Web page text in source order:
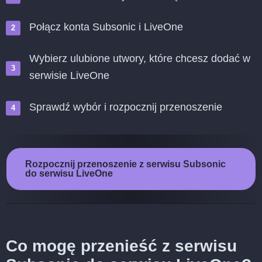
Połącz konta Subsonic i LiveOne
Wybierz ulubione utwory, które chcesz dodać w
serwisie LiveOne
Sprawdź wybór i rozpocznij przenoszenie
Rozpocznij przenoszenie z serwisu Subsonic
do serwisu LiveOne
Co mogę przenieść z serwisu